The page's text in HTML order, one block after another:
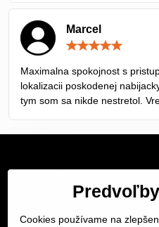
Marcel
Maximalna spokojnost s
lokalizacii poskodenej
tym som sa nikde nestretol.
Servis Bratislava
Cookies používame na